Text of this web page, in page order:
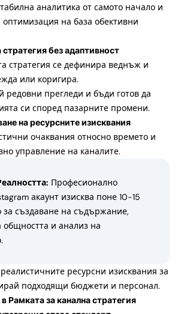
аналитика от самото начало и
на база обективни
без адаптивност
стратегия се дефинира веднъж и
или коригира.
редовни прегледи и бъди готов да
си според пазарните промени.
на ресурсните изисквания
очаквания относно времето и
управление на каналите.
Професионално
акаунт изисква поне 10-15
за създаване на съдържание,
общността и анализ на
ресурсни изисквания за
подходящи бюджети и персонал.
Рамката за канална стратегия